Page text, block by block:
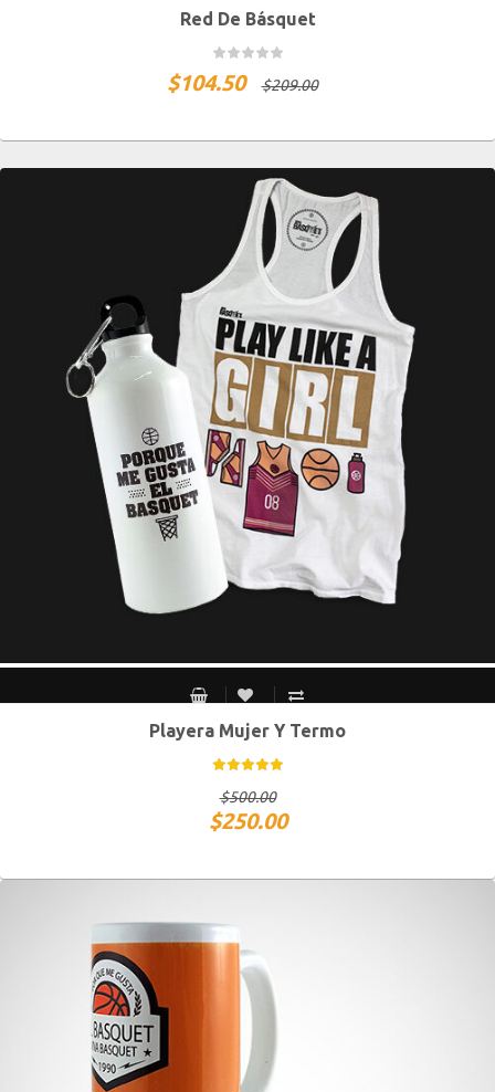
Red De Básquet
$209.00
$104.50
M MEX / S USA G MEX / M USA
Playera Mujer Y Termo
$500.00
$250.00